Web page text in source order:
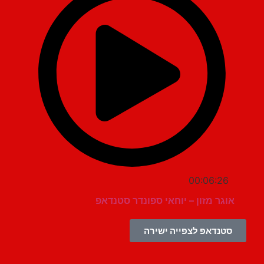
00:06:26
אוגר מזון – יוחאי ספונדר סטנדאפ
סטנדאפ לצפייה ישירה